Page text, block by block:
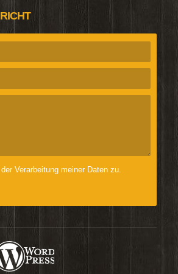
Verarbeitung meiner Daten zu.